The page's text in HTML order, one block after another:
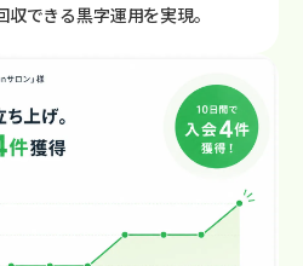
できる黒字運用を実現。